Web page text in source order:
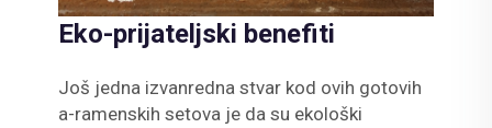
Eko-prijateljski benefiti
Još jedna izvanredna stvar kod ovih gotovih
a-ramenskih setova je da su ekološki